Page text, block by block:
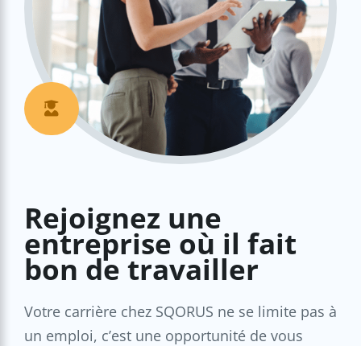
Rejoignez une
entreprise où il fait
bon de travailler
Votre carrière chez SQORUS ne se limite pas à
un emploi, c’est une opportunité de vous
